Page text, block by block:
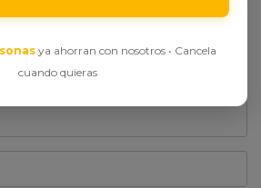
ya ahorran con nosotros • Cancela
cuando quieras